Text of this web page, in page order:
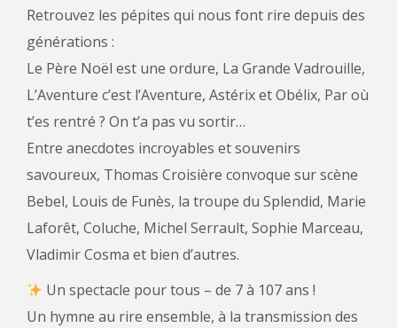
Retrouvez les pépites qui nous font rire depuis des
générations :
Le Père Noël est une ordure, La Grande Vadrouille,
L’Aventure c’est l’Aventure, Astérix et Obélix, Par où
t’es rentré ? On t’a pas vu sortir…
Entre anecdotes incroyables et souvenirs
savoureux, Thomas Croisière convoque sur scène
Bebel, Louis de Funès, la troupe du Splendid, Marie
Laforêt, Coluche, Michel Serrault, Sophie Marceau,
Vladimir Cosma et bien d’autres.
Un spectacle pour tous – de 7 à 107 ans !
Un hymne au rire ensemble, à la transmission des